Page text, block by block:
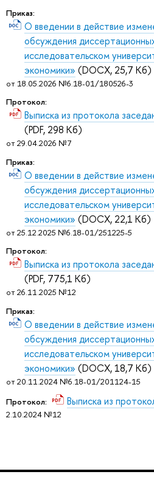
Приказ:
О введении в действие
обсуждения
исследовательском
экономики» (DOCX, 25,7 Кб)
от 18.05.2026 №6.18-01/180526-3
Протокол:
Выписка из протокола
(PDF, 298 Кб)
от 29.04.2026 №7
Приказ:
О введении в действие
обсуждения
исследовательском
экономики» (DOCX, 22,1 Кб)
от 25.12.2025 №6.18-01/251225-5
Протокол:
Выписка из протокола
(PDF, 775,1 Кб)
от 26.11.2025 №12
Приказ:
О введении в действие
обсуждения
исследовательском
экономики» (DOCX, 18,7 Кб)
от 20.11.2024 №6.18-01/201124-15
Протокол:
Выписка из
2.10.2024 №12